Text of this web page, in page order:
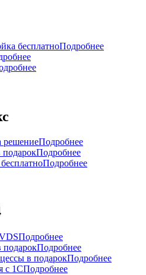
бесплатноПодробнее
решениеПодробнее
Подробнее
Подробнее
Подробнее
подарокПодробнее
в подарокПодробнее
с 1СПодробнее